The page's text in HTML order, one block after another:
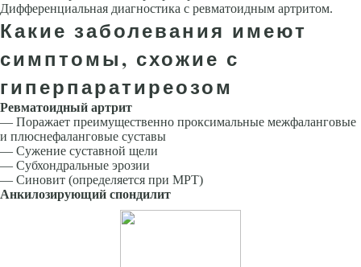
Дифференциальная диагностика с ревматоидным артритом.
Какие заболевания имеют
симптомы, схожие с
гиперпаратиреозом
Ревматоидный артрит
— Поражает преимущественно проксимальные межфаланговые
и плюснефаланговые суставы
— Сужение суставной щели
— Субхондральные эрозии
— Синовит (определяется при МРТ)
Анкилозирующий спондилит